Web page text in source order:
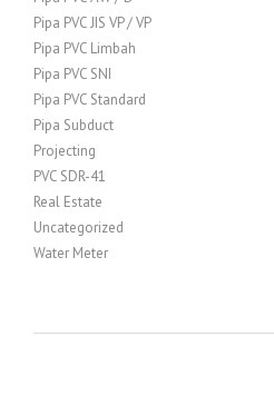
Pipa PVC JIS VP / VP
Pipa PVC Limbah
Pipa PVC SNI
Pipa PVC Standard
Pipa Subduct
Projecting
PVC SDR-41
Real Estate
Uncategorized
Water Meter